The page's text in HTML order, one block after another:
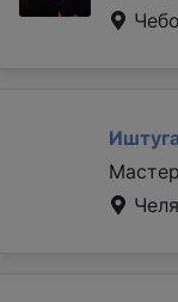
Мастер